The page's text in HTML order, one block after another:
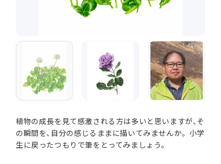
植物の成長を見て感激される方は多いと思いますが、そ
の瞬間を、自分の感じるままに描いてみませんか。小学
生に戻ったつもりで筆をとってみましょう。